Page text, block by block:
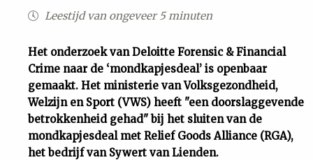
Uit
Feiten
Cijfers
Leestijd van ongeveer 5 minuten
Het onderzoek van Deloitte Forensic & Financial
Crime naar de ‘mondkapjesdeal’ is openbaar
gemaakt. Het ministerie van Volksgezondheid,
Welzijn en Sport (VWS) heeft "een doorslaggevende
betrokkenheid gehad" bij het sluiten van de
mondkapjesdeal met Relief Goods Alliance (RGA),
het bedrijf van Sywert van Lienden.